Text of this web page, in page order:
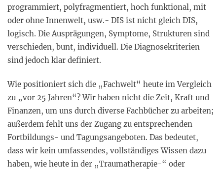
programmiert, polyfragmentiert, hoch funktional, mit
oder ohne Innenwelt, usw.- DIS ist nicht gleich DIS,
logisch. Die Ausprägungen, Symptome, Strukturen sind
verschieden, bunt, individuell. Die Diagnosekriterien
sind jedoch klar definiert.
Wie positioniert sich die „Fachwelt“ heute im Vergleich
zu „vor 25 Jahren“? Wir haben nicht die Zeit, Kraft und
Finanzen, um uns durch diverse Fachbücher zu arbeiten;
außerdem fehlt uns der Zugang zu entsprechenden
Fortbildungs- und Tagungsangeboten. Das bedeutet,
dass wir kein umfassendes, vollständiges Wissen dazu
haben, wie heute in der „Traumatherapie-“ oder